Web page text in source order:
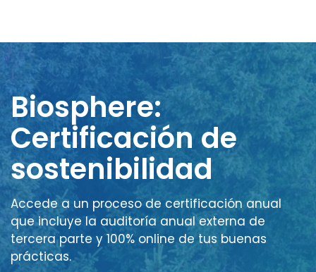
Biosphere:
Certificación de
sostenibilidad
Accede a un proceso de certificación anual
que incluye la auditoría anual externa de
tercera parte y 100% online de tus buenas
prácticas.